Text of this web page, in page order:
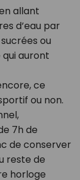
allant
d’eau par
ou
auront
ce
ou non.
7h de
de conserver
reste de
horloge